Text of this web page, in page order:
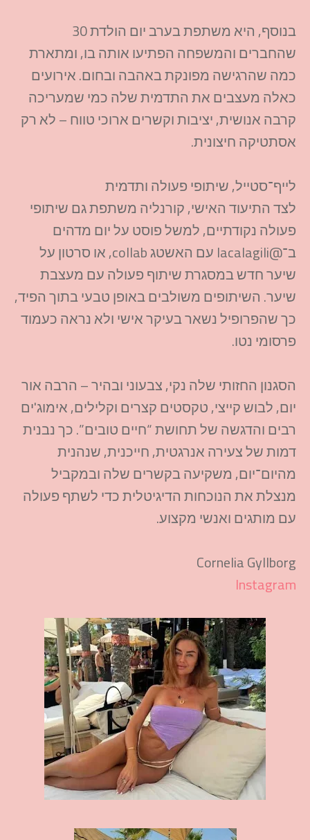
בנוסף, היא משתפת בערב יום הולדת 30
שהחברים והמשפחה הפתיעו אותה בו, ומתארת
כמה שהרגישה מפונקת באהבה ובחום. אירועים
כאלה מעצבים את התדמית שלה כמי שמעריכה
קרבה אנושית, יציבות וקשרים ארוכי טווח – לא רק
אסתטיקה חיצונית.​
לייף־סטייל, שיתופי פעולה ותדמית
לצד התיעוד האישי, קורנליה משתפת גם שיתופי
פעולה נקודתיים, למשל פוסט על יום מדהים
ב־@lacalagili עם האשטג collab, או סרטון על
שיער חדש במסגרת שיתוף פעולה עם מעצבת
שיער. השיתופים משולבים באופן טבעי בתוך הפיד,
כך שהפרופיל נשאר בעיקר אישי ולא נראה כעמוד
פרסומי נטו.​
הסגנון החזותי שלה נקי, צבעוני ובהיר – הרבה אור
יום, לבוש קייצי, טקסטים קצרים וקלילים, אימוג'ים
רבים והדגשה של תחושת “חיים טובים”. כך נבנית
דמות של צעירה אנרגטית, חייכנית, שנהנית
מהיום־יום, משקיעה בקשרים שלה ובמקביל
מנצלת את הנוכחות הדיגיטלית כדי לשתף פעולה
עם מותגים ואנשי מקצוע.​
Cornelia Gyllborg
Instagram